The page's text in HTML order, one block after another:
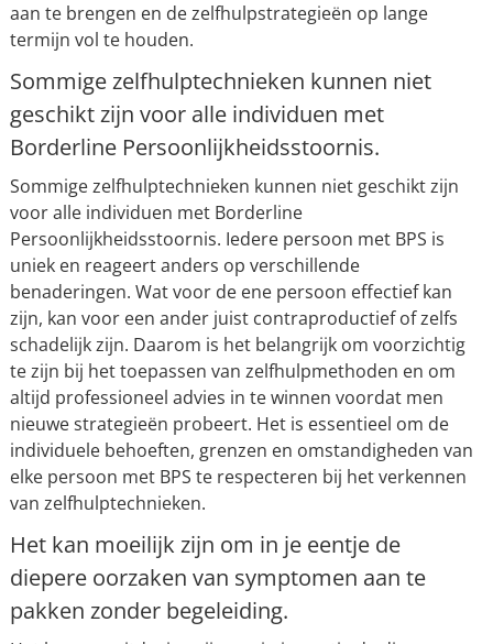
aan te brengen en de zelfhulpstrategieën op lange
termijn vol te houden.
Sommige zelfhulptechnieken kunnen niet
geschikt zijn voor alle individuen met
Borderline Persoonlijkheidsstoornis.
Sommige zelfhulptechnieken kunnen niet geschikt zijn
voor alle individuen met Borderline
Persoonlijkheidsstoornis. Iedere persoon met BPS is
uniek en reageert anders op verschillende
benaderingen. Wat voor de ene persoon effectief kan
zijn, kan voor een ander juist contraproductief of zelfs
schadelijk zijn. Daarom is het belangrijk om voorzichtig
te zijn bij het toepassen van zelfhulpmethoden en om
altijd professioneel advies in te winnen voordat men
nieuwe strategieën probeert. Het is essentieel om de
individuele behoeften, grenzen en omstandigheden van
elke persoon met BPS te respecteren bij het verkennen
van zelfhulptechnieken.
Het kan moeilijk zijn om in je eentje de
diepere oorzaken van symptomen aan te
pakken zonder begeleiding.